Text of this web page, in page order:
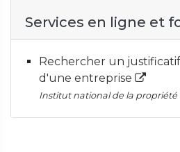
Services en ligne et
Rechercher un
d'une entreprise
Institut national de la propriété